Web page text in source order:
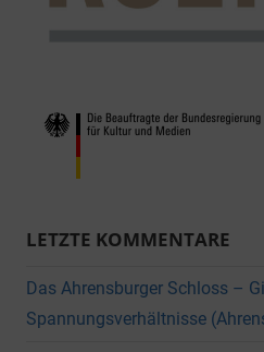
LETZTE KOMMENTARE
Das Ahrensburger Schloss –
Spannungsverhältnisse